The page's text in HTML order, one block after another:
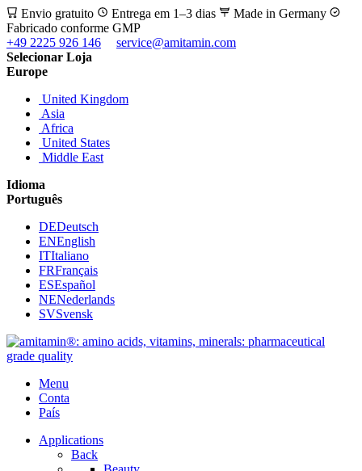
Envio gratuito Entrega em 1–3 dias
Made in Germany
Fabricado conforme GMP
+49 2225 926 146
service@amitamin.com
Selecionar Loja
Europe
United Kingdom
Asia
Africa
United States
Middle East
Idioma
Português
DEDeutsch
ENEnglish
ITItaliano
FRFrançais
ESEspañol
NENederlands
SVSvensk
Menu
Conta
País
Applications
Back